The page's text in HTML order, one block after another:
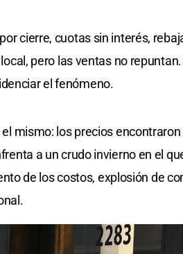
cierre, cuotas sin interés,
pero las ventas no
el fenómeno.
mismo: los precios encontraron
a un crudo invierno en el
de los costos, explosión de